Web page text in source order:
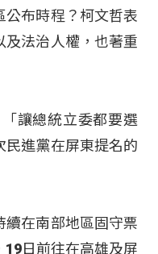
公布時程？柯文哲表
及法治人權，也著重
讓總統立委都要選
民進黨在屏東提名的
續在南部地區固守票
日前往在高雄及屏